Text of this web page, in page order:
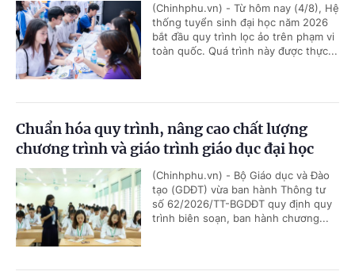
(Chinhphu.vn) - Từ hôm nay (4/8), Hệ
thống tuyển sinh đại học năm 2026
bắt đầu quy trình lọc ảo trên phạm vi
toàn quốc. Quá trình này được thực...
Chuẩn hóa quy trình, nâng cao chất lượng
chương trình và giáo trình giáo dục đại học
(Chinhphu.vn) - Bộ Giáo dục và Đào
tạo (GDĐT) vừa ban hành Thông tư
số 62/2026/TT-BGDĐT quy định quy
trình biên soạn, ban hành chương...